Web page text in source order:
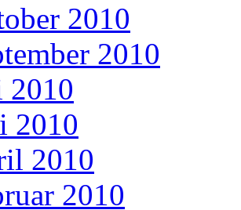
2010
2010
2010
2010
2010
2010